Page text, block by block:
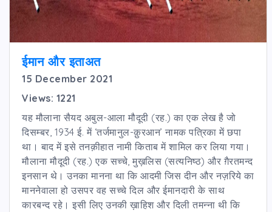
ईमान और इताअत
15 December 2021
Views: 1221
यह मौलाना सैयद अबुल-आला मौदूदी (रह.) का एक लेख है जो
दिसम्बर, 1934 ई. में ‘तर्जमानुल-क़ुरआन’ नामक पत्रिका में छपा
था। बाद में इसे तनक़ीहात नामी किताब में शामिल कर लिया गया।
मौलाना मौदूदी (रह.) एक सच्चे, मुख़लिस (सत्यनिष्ठ) और ग़ैरतमन्द
इनसान थे। उनका मानना था कि आदमी जिस दीन और नज़रिये का
माननेवाला हो उसपर वह सच्चे दिल और ईमानदारी के साथ
कारबन्द रहे। इसी लिए उनकी ख़ाहिश और दिली तमन्ना थी कि